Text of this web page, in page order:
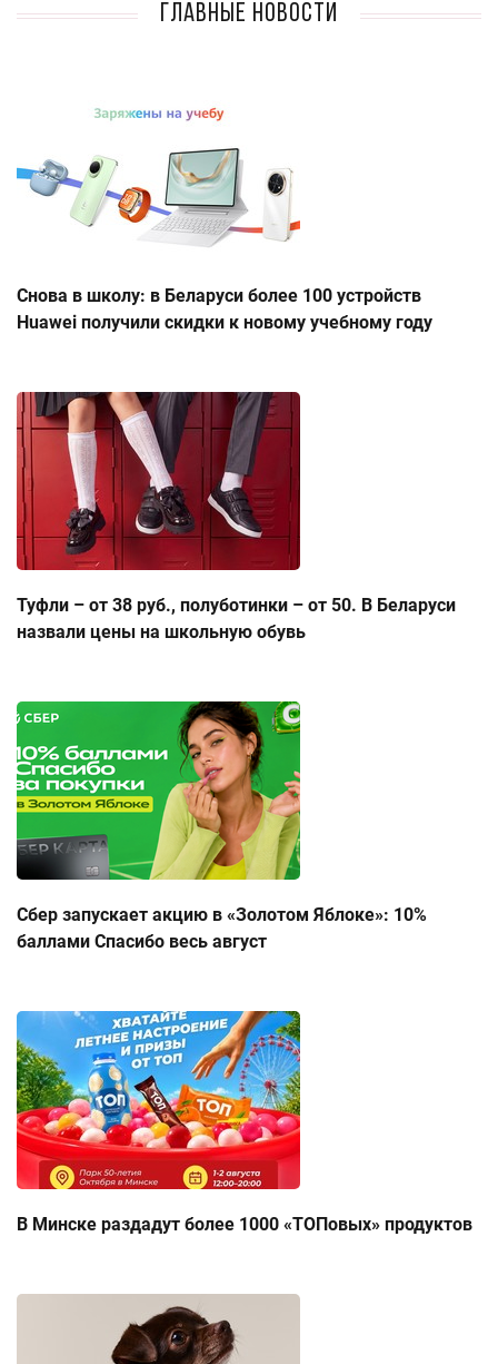
Главные новости
Снова в школу: в Беларуси более 100 устройств
Huawei получили скидки к новому учебному году
Туфли – от 38 руб., полуботинки – от 50. В Беларуси
назвали цены на школьную обувь
Сбер запускает акцию в «Золотом Яблоке»: 10%
баллами Спасибо весь август
В Минске раздадут более 1000 «ТОПовых» продуктов